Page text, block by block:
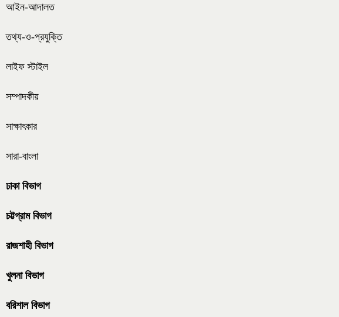
আইন-আদালত
তথ্য-ও-প্রযুক্তি
লাইফ স্টাইল
সম্পাদকীয়
সাক্ষাৎকার
সারা-বাংলা
ঢাকা বিভাগ
চট্টগ্রাম বিভাগ
রাজশাহী বিভাগ
খুলনা বিভাগ
বরিশাল বিভাগ